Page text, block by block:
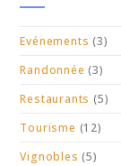
Evénements (3)
Randonnée (3)
Restaurants (5)
Tourisme (12)
Vignobles (5)